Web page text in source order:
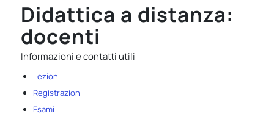
Didattica a distanza:
docenti
Informazioni e contatti utili
Lezioni
Registrazioni
Esami